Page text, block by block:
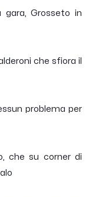
gara, Grosseto in
che sfiora il
problema per
che su corner di